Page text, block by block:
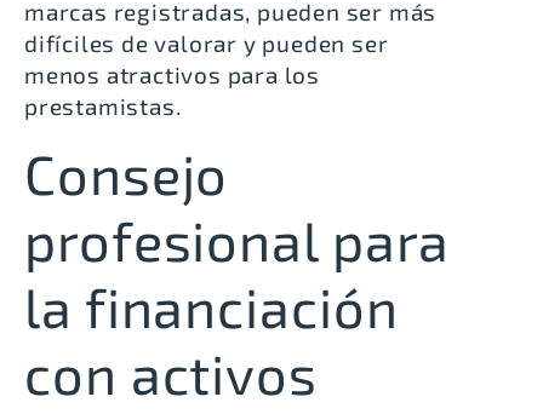
marcas registradas, pueden ser más
difíciles de valorar y pueden ser
menos atractivos para los
prestamistas.
Consejo
profesional para
la financiación
con activos